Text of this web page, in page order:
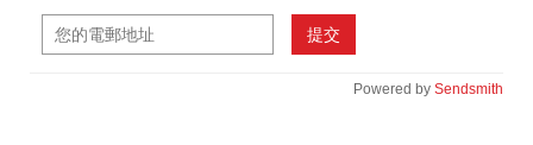
提交
Powered by Sendsmith